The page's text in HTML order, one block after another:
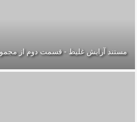
مستند آرایش غلیظ - قسمت دوم از